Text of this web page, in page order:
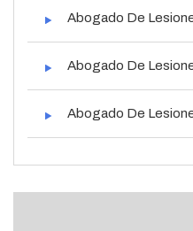
Abogado De
Abogado De
Abogado De